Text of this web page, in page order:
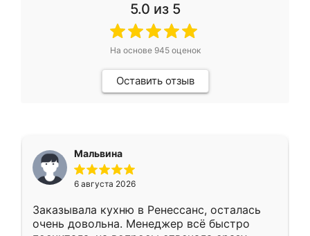
5.0 из 5
На основе 945оценок
Оставить отзыв
Мальвина
6 августа 2026
Заказывала кухню в Ренессанс, осталась
очень довольна. Менеджер всё быстро